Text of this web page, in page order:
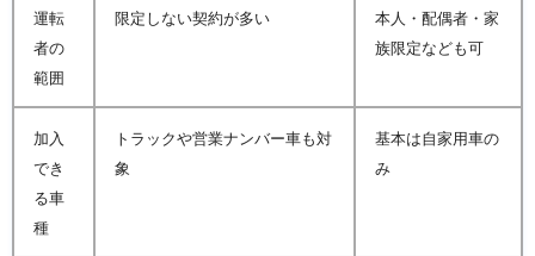
運転
者の
範囲
限定しない契約が多い
本人・配偶者・家
族限定なども可
加入
でき
る車
種
トラックや営業ナンバー車も対
象
基本は自家用車の
み